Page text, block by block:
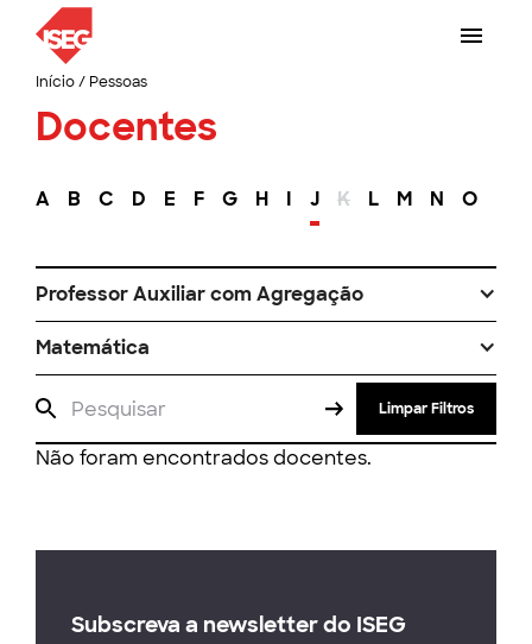
Início/ Pessoas
Docentes
A B C D E F G H I J K L M N O
Professor Auxiliar com Agregação
Matemática
Limpar Filtros
Não foram encontrados docentes.
Subscreva a newsletter do ISEG